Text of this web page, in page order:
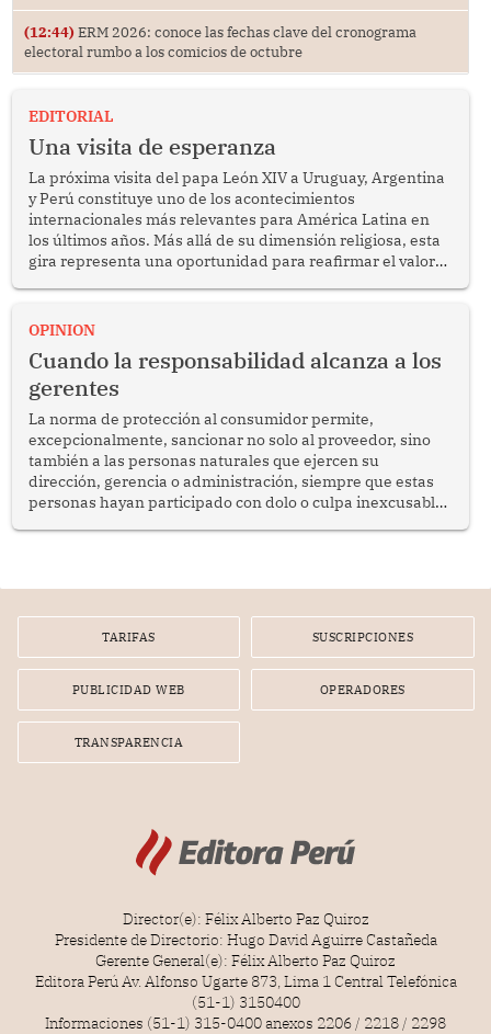
(12:44) ERM 2026: conoce las fechas clave del cronograma
electoral rumbo a los comicios de octubre
EDITORIAL
Una visita de esperanza
La próxima visita del papa León XIV a Uruguay, Argentina
y Perú constituye uno de los acontecimientos
internacionales más relevantes para América Latina en
los últimos años. Más allá de su dimensión religiosa, esta
gira representa una oportunidad para reafirmar el valor
enfrenta desafíos en materia de desarrollo, cohesión
OPINION
Cuando la responsabilidad alcanza a los
gerentes
La norma de protección al consumidor permite,
excepcionalmente, sancionar no solo al proveedor, sino
también a las personas naturales que ejercen su
dirección, gerencia o administración, siempre que estas
personas hayan participado con dolo o culpa inexcusable
por la frustrada realización de un meet and greet con
TARIFAS SUSCRIPCIONES
PUBLICIDAD WEB OPERADORES
TRANSPARENCIA
Director(e): Félix Alberto Paz Quiroz
Presidente de Directorio: Hugo David Aguirre Castañeda
Gerente General(e): Félix Alberto Paz Quiroz
Editora Perú Av. Alfonso Ugarte 873, Lima 1 Central Telefónica
(51-1) 3150400
Informaciones (51-1) 315-0400 anexos 2206 / 2218 / 2298